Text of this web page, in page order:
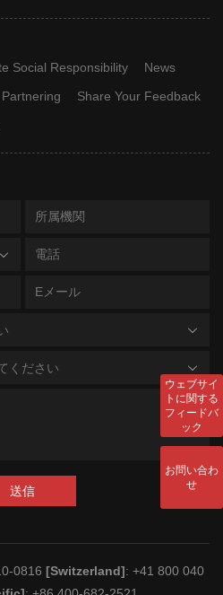
Social Responsibility
News
Share Your Feedback
ください
送信
0816 [Switzerland]: +41 800 040
ウェブサイ
トに関する
フィードバ
ック
お問い合わ
せ